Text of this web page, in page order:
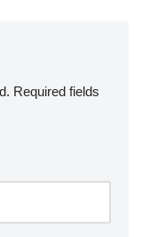
Required fields